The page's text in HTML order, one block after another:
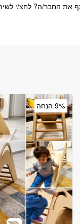
את החבר/ה? לחצ/י
9% הנחה